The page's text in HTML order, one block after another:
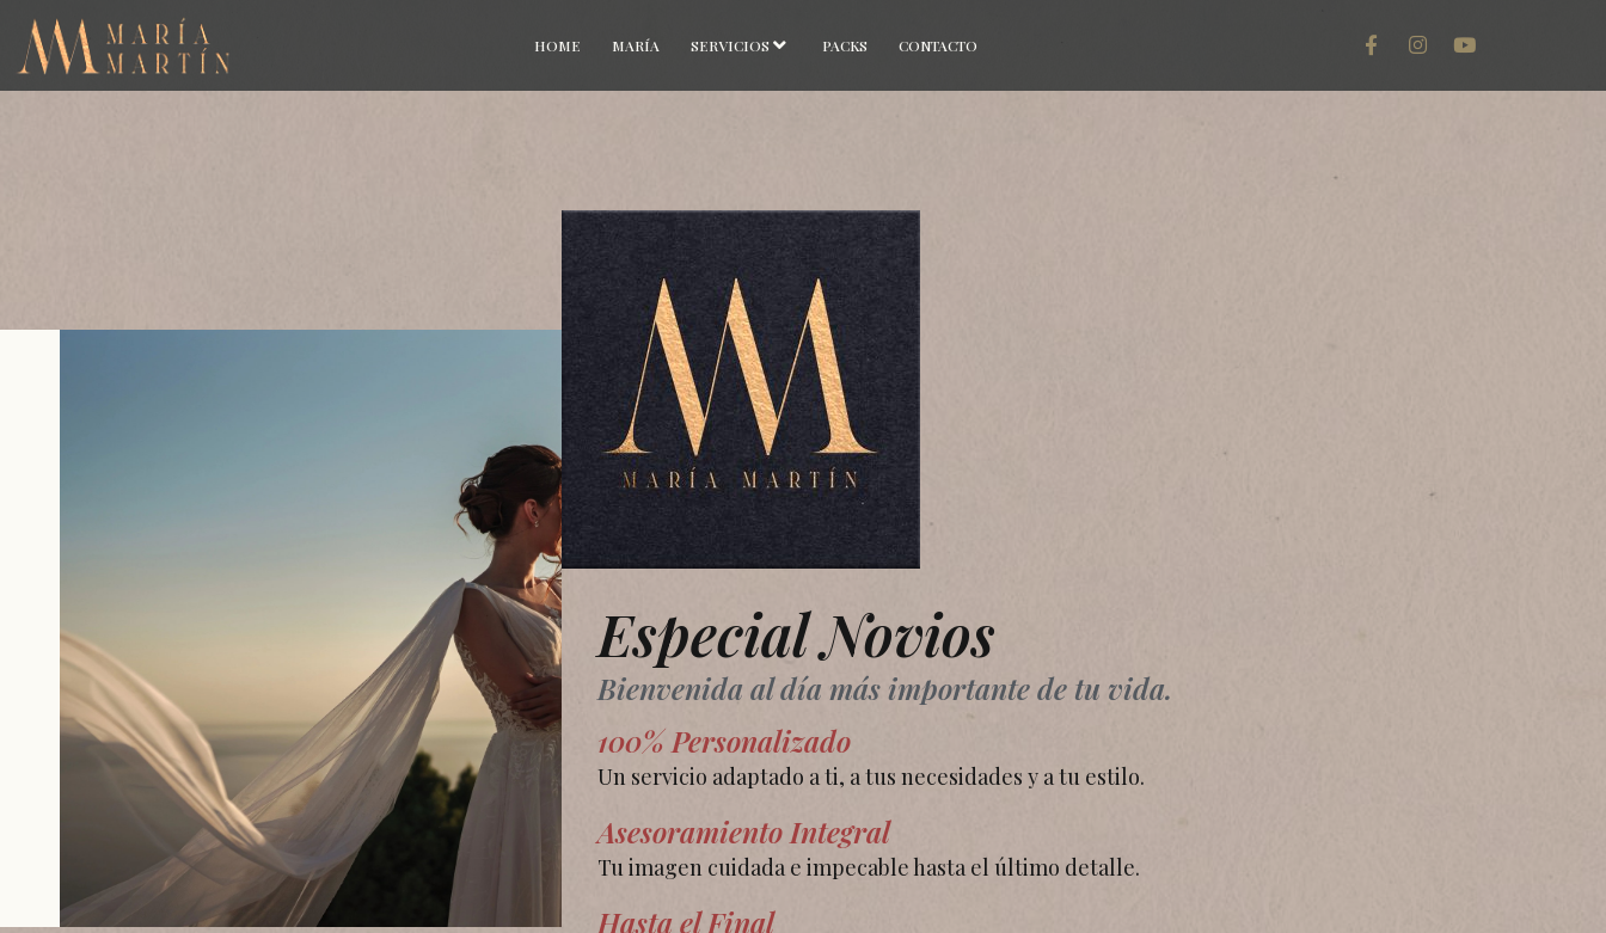
HOME MARÍA SERVICIOS PACKS CONTACTO
Especial Novios
Bienvenida al día más importante de tu vida.
100% Personalizado
Un servicio adaptado a ti, a tus necesidades y a tu estilo.
Asesoramiento Integral
Tu imagen cuidada e impecable hasta el último detalle.
Hasta el Final